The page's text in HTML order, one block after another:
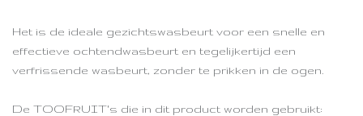
Het is de ideale gezichtswasbeurt voor een snelle en
effectieve ochtendwasbeurt en tegelijkertijd een
verfrissende wasbeurt, zonder te prikken in de ogen.
De TOOFRUIT's die in dit product worden gebruikt: